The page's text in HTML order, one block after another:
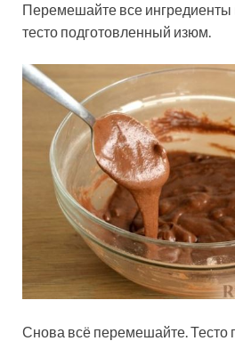
Перемешайте все ингредиенты
тесто подготовленный изюм.
Снова всё перемешайте. Тесто